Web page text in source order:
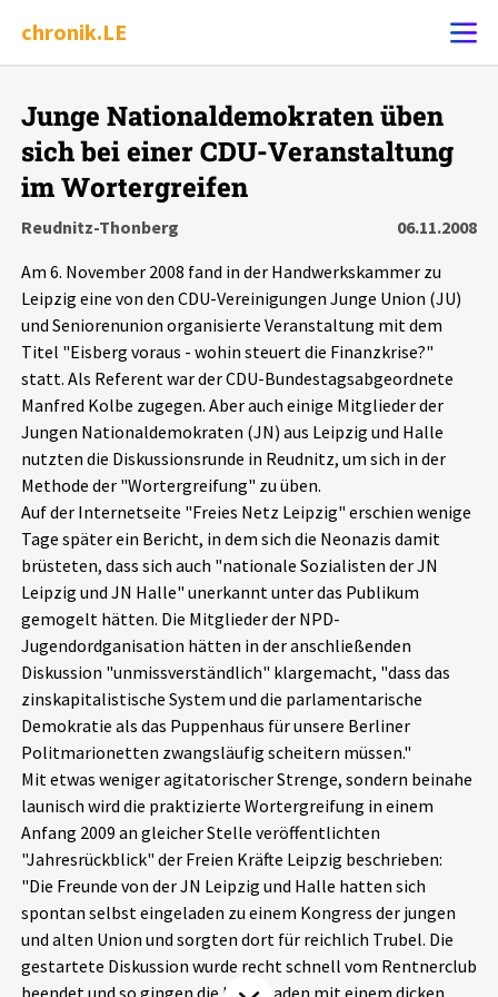
chronik.LE
Ereignis melden
Chronik
Dossiers
Leipziger Zustände
Schlaglichter
Phänomene
Aktuelles
Alle Beiträge
Veranstaltungen
Pressemitteilungen
Podcasts
Über uns
Projektbeschreibung
Kontakt
Unterstützer_innen
Spenden
chronik.LE in der Presse
Junge Nationaldemokraten üben
sich bei einer CDU-Veranstaltung
im Wortergreifen
Reudnitz-Thonberg
06.11.2008
Am 6. November 2008 fand in der Handwerkskammer zu
Leipzig eine von den CDU-Vereinigungen Junge Union (JU)
und Seniorenunion organisierte Veranstaltung mit dem
Titel "Eisberg voraus - wohin steuert die Finanzkrise?"
statt. Als Referent war der CDU-Bundestagsabgeordnete
Manfred Kolbe zugegen. Aber auch einige Mitglieder der
Jungen Nationaldemokraten (JN) aus Leipzig und Halle
nutzten die Diskussionsrunde in Reudnitz, um sich in der
Methode der "Wortergreifung" zu üben.
Auf der Internetseite "Freies Netz Leipzig" erschien wenige
Tage später ein Bericht, in dem sich die Neonazis damit
brüsteten, dass sich auch "nationale Sozialisten der JN
Leipzig und JN Halle" unerkannt unter das Publikum
gemogelt hätten. Die Mitglieder der NPD-
Jugendordganisation hätten in der anschließenden
Diskussion "unmissverständlich" klargemacht, "dass das
zinskapitalistische System und die parlamentarische
Demokratie als das Puppenhaus für unsere Berliner
Politmarionetten zwangsläufig scheitern müssen."
Mit etwas weniger agitatorischer Strenge, sondern beinahe
launisch wird die praktizierte Wortergreifung in einem
Anfang 2009 an gleicher Stelle veröffentlichten
"Jahresrückblick" der Freien Kräfte Leipzig beschrieben:
"Die Freunde von der JN Leipzig und Halle hatten sich
spontan selbst eingeladen zu einem Kongress der jungen
und alten Union und sorgten dort für reichlich Trubel. Die
gestartete Diskussion wurde recht schnell vom Rentnerclub
beendet und so gingen die Kameraden mit einem dicken
Alle Ereignisse
7502Ereignisse
Ereignisse
Exportieren Filter Erklärungen